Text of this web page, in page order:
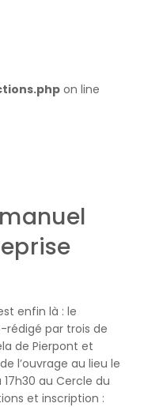
on line
enfin là : le
rédigé par trois de
de Pierpont et
l’ouvrage au lieu le
au Cercle du
et inscription :